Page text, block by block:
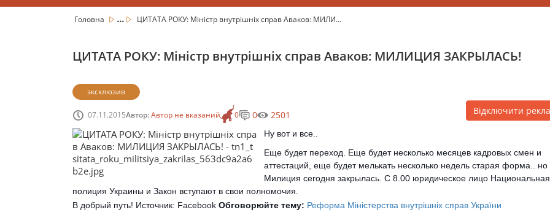
Головна ... ЦИТАТА РОКУ: Міністр внутрішніх справ Аваков: МИЛИ...
ЦИТАТА РОКУ: Міністр внутрішніх справ Аваков: МИЛИЦИЯ ЗАКРЫЛАСЬ!
эксклюзив
07.11.2015Автор:Автор не вказаний 0 0 2501 Відключити
Ну вот и все..
Еще будет переход. Еще будет несколько месяцев кадровых смен и
аттестаций, еще будет мелькать несколько недель старая форма.. но
Милиция сегодня закрылась. С 8.00 юридическое лицо Национальная
полиция Украины и Закон вступают в свои полномочия.
В добрый путь! Источник: Facebook Обговорюйте тему: Реформа Міністерства внутрішніх справ України